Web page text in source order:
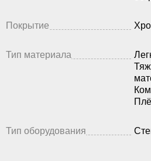
Покрытие
Тип материала
Тип оборудования